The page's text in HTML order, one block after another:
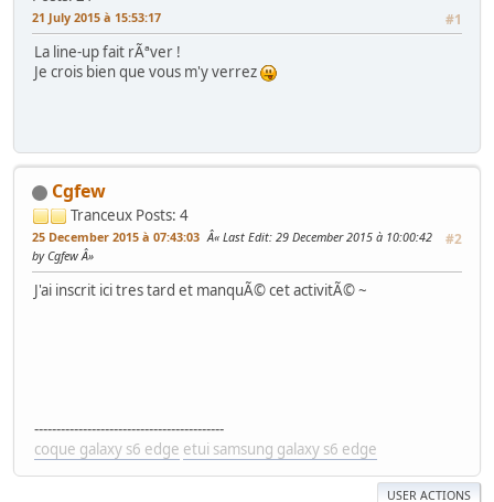
21 July 2015 à 15:53:17 #1
La line-up fait rÃªver !
Je crois bien que vous m'y verrez
Cgfew
Tranceux Posts: 4
25 December 2015 à 07:43:03 #2
Last Edit: 29 December 2015 à 10:00:42
by Cgfew
J'ai inscrit ici tres tard et manquÃ© cet activitÃ© ~
-------------------------------------------
coque galaxy s6 edge etui samsung galaxy s6 edge
USER ACTIONS